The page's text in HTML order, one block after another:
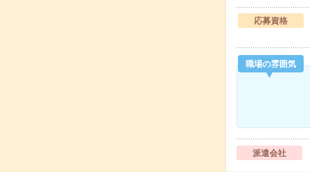
応募資格
職場の雰囲気
派遣会社